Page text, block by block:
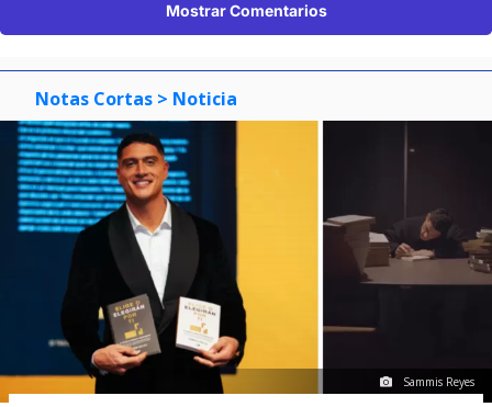
Mostrar Comentarios
Notas Cortas > Noticia
Sammis Reyes